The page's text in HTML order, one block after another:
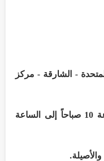
- الشارقة - مركز
- أوقات المعرض من الساعة 10 صباحاً إلى الساعة